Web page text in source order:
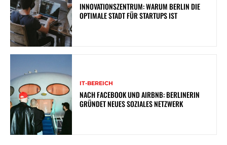
INNOVATIONSZENTRUM: WARUM BERLIN DIE
OPTIMALE STADT FÜR STARTUPS IST
IT-BEREICH
NACH FACEBOOK UND AIRBNB: BERLINERIN
GRÜNDET NEUES SOZIALES NETZWERK